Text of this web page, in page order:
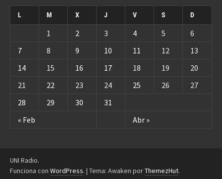
L M X J V S D
« Feb Abr »
1 2 3 4 5
6
7
8 9 10 11 12
13
14
15 16 17 18 19
20
21
22 23 24 25 26
27
28
29 30 31
UNI Radio.
Funciona con WordPress. | Tema: Awaken porThemezHut.